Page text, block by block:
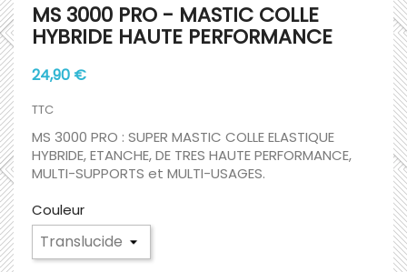
MS 3000 PRO - MASTIC COLLE
HYBRIDE HAUTE PERFORMANCE
24,90 €
TTC
MS 3000 PRO : SUPER MASTIC COLLE ELASTIQUE
HYBRIDE, ETANCHE, DE TRES HAUTE PERFORMANCE,
MULTI-SUPPORTS et MULTI-USAGES.
Couleur